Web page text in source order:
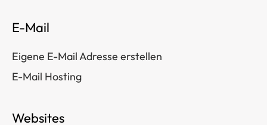
E-Mail
Eigene E-Mail Adresse erstellen
E-Mail Hosting
Websites